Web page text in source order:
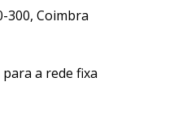
300, Coimbra
a rede fixa